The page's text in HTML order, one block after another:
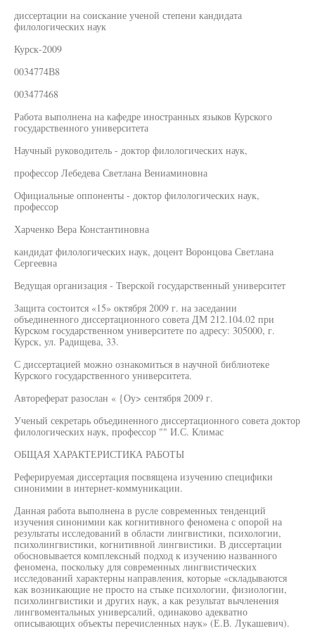
диссертации на соискание ученой степени кандидата
филологических наук
Курск-2009
0034774В8
003477468
Работа выполнена на кафедре иностранных языков Курского
государственного университета
Научный руководитель - доктор филологических наук,
профессор Лебедева Светлана Вениаминовна
Официальные оппоненты - доктор филологических наук,
профессор
Харченко Вера Константиновна
кандидат филологических наук, доцент Воронцова Светлана
Сергеевна
Ведущая организация - Тверской государственный университет
Защита состоится «15» октября 2009 г. на заседании
объединенного диссертационного совета ДМ 212.104.02 при
Курском государственном университете по адресу: 305000, г.
Курск, ул. Радищева, 33.
С диссертацией можно ознакомиться в научной библиотеке
Курского государственного университета.
Автореферат разослан « {Оу> сентября 2009 г.
Ученый секретарь объединенного диссертационного совета доктор
филологических наук, профессор "" И.С. Климас
ОБЩАЯ ХАРАКТЕРИСТИКА РАБОТЫ
Реферируемая диссертация посвящена изучению специфики
синонимии в интернет-коммуникации.
Данная работа выполнена в русле современных тенденций
изучения синонимии как когнитивного феномена с опорой на
результаты исследований в области лингвистики, психологии,
психолингвистики, когнитивной лингвистики. В диссертации
обосновывается комплексный подход к изучению названного
феномена, поскольку для современных лингвистических
исследований характерны направления, которые «складываются
как возникающие не просто на стыке психологии, физиологии,
психолингвистики и других наук, а как результат вычленения
лингвоментальных универсалий, одинаково адекватно
описывающих объекты перечисленных наук» (Е.В. Лукашевич).